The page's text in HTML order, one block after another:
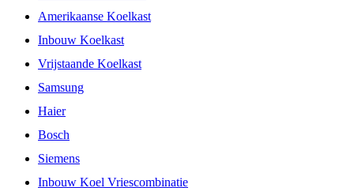
Amerikaanse Koelkast
Inbouw Koelkast
Vrijstaande Koelkast
Samsung
Haier
Bosch
Siemens
Inbouw Koel Vriescombinatie